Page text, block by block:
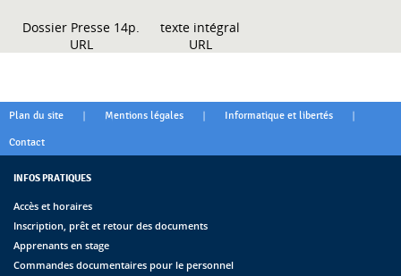
Dossier Presse 14p.
URL
texte intégral
URL
Plan du site | Mentions légales | Informatique et libertés |
Contact
INFOS PRATIQUES
Accès et horaires
Inscription, prêt et retour des documents
Apprenants en stage
Commandes documentaires pour le personnel